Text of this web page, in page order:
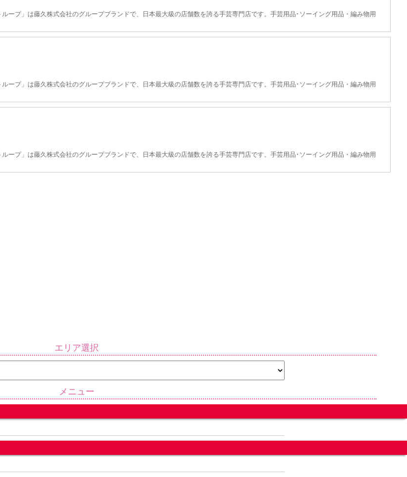
ープ」は藤久株式会社のグループブランドで、日本最大級の店舗数を誇る手芸専門店です。手芸用品･ソーイング用品・編み物用
ープ」は藤久株式会社のグループブランドで、日本最大級の店舗数を誇る手芸専門店です。手芸用品･ソーイング用品・編み物用
ープ」は藤久株式会社のグループブランドで、日本最大級の店舗数を誇る手芸専門店です。手芸用品･ソーイング用品・編み物用
エリア選択
メニュー